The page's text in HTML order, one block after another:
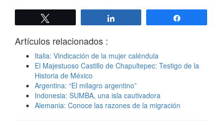
Artículos relacionados :
Italia: Vindicación de la mujer caléndula
El Majestuoso Castillo de Chapultepec: Testigo de la
Historia de México
Argentina: “El milagro argentino”
Indonesia: SUMBA, una isla cautivadora
Alemania: Conoce las razones de la migración